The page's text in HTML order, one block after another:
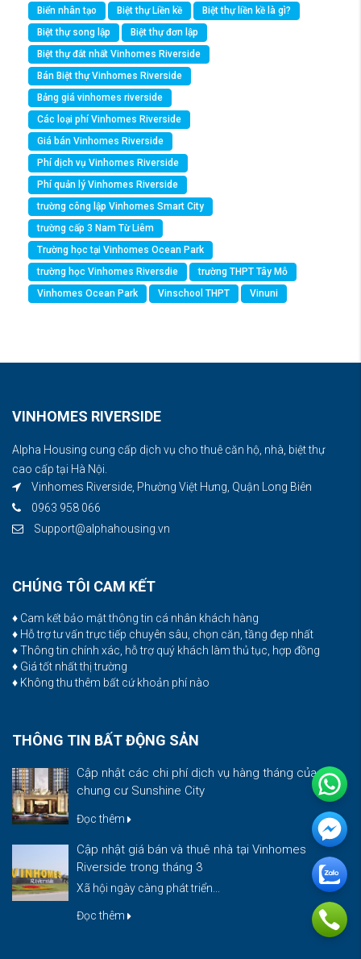
Biển nhân tạo Biệt thự Liền kề
Biệt thự liền kề là gì?
Biệt thự song lập
Biệt thự đơn lập
Biệt thự đắt nhất Vinhomes Riverside
Bán Biệt thự Vinhomes Riverside
Bảng giá vinhomes riverside
Các loại phí Vinhomes Riverside
Giá bán Vinhomes Riverside
Phí dịch vụ Vinhomes Riverside
Phí quản lý Vinhomes Riverside
trường công lập Vinhomes Smart City
trường cấp 3 Nam Từ Liêm
Trường học tại Vinhomes Ocean Park
trường học Vinhomes Riversdie
trường THPT Tây Mỗ
Vinhomes Ocean Park
Vinschool THPT Vinuni
VINHOMES RIVERSIDE
Alpha Housing cung cấp dịch vụ cho thuê căn hộ, nhà, biệt thự
cao cấp tại Hà Nội.
Vinhomes Riverside, Phường Việt Hưng, Quận Long Biên
0963 958 066
Support@alphahousing.vn
CHÚNG TÔI CAM KẾT
♦ Cam kết bảo mật thông tin cá nhân khách hàng
♦ Hỗ trợ tư vấn trực tiếp chuyên sâu, chọn căn, tầng đẹp nhất
♦ Thông tin chính xác, hỗ trợ quý khách làm thủ tục, hợp đồng
♦ Giá tốt nhất thị trường
♦ Không thu thêm bất cứ khoản phí nào
THÔNG TIN BẤT ĐỘNG SẢN
Cập nhật các chi phí dịch vụ hàng tháng của
chung cư Sunshine City
Đọc thêm
Cập nhật giá bán và thuê nhà tại Vinhomes
Riverside trong tháng 3
Xã hội ngày càng phát triển...
Đọc thêm